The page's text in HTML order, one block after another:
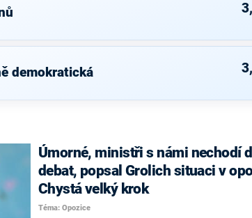
demokratická
Úmorné, ministři s námi nechodí
debat, popsal Grolich situaci v
Chystá velký krok
Téma: Opozice